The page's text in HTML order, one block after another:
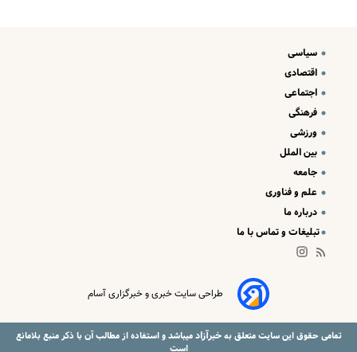
سیاسی
اقتصادی
اجتماعی
فرهنگی
ورزشی
بین الملل
جامعه
علم و فناوری
درباره ما
تبلیغات و تماس با ما
طراحی سایت خبری و خبرگزاری آسام
تمامی حقوق این سایت متعلق بهخبرآزادمیباشد و استفاده از مطالب آن با ذکر منبع بلامانع
است